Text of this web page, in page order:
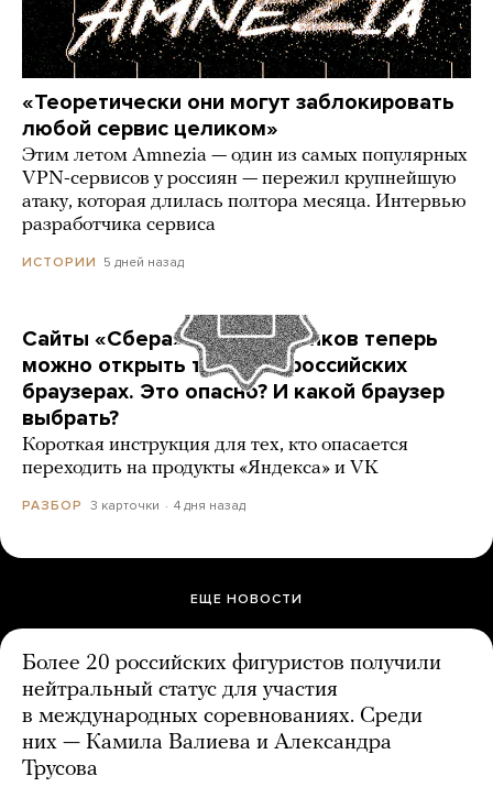
«Теоретически они могут заблокировать
любой сервис целиком»
Этим летом Amnezia — один из самых популярных
VPN-сервисов у россиян — пережил крупнейшую
атаку, которая длилась полтора месяца. Интервью
разработчика сервиса
ИСТОРИИ 5 дней назад
Сайты «Сбера» и других банков теперь
можно открыть только в российских
браузерах. Это опасно? И какой браузер
выбрать?
Короткая инструкция для тех, кто опасается
переходить на продукты «Яндекса» и VK
РАЗБОР 3 карточки 4 дня назад
ЕЩЕ НОВОСТИ
Более 20 российских фигуристов получили
нейтральный статус для участия
в международных соревнованиях. Среди
них — Камила Валиева и Александра
Трусова